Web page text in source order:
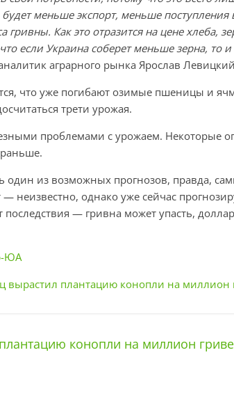
меньше экспорт, меньше
гривны. Как это отразится на цене хлеба,
если Украина соберет меньше зерна, то
аграрного рынка Ярослав
что уже погибают озимые пшеницы и
трети урожая.
проблемами с урожаем. Некоторые
раньше.
один из возможных прогнозов, правда,
неизвестно, однако уже сейчас
последствия — гривна может упасть,
ЮА
вырастил плантацию конопли на миллион
конопли на миллион